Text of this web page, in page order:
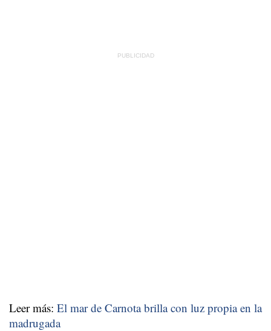
Leer más: El mar de Carnota brilla con luz propia en la
madrugada